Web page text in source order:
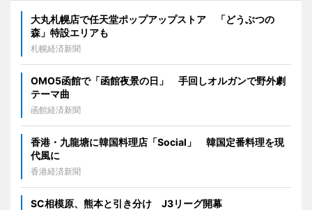
大丸札幌店で任天堂ポップアップストア 「どうぶつの
森」特設エリアも
札幌経済新聞
OMO5函館で「函館夜景の日」 手回しオルガンで野外劇
テーマ曲
函館経済新聞
香港・九龍塘に韓国料理店「Social」 韓国定番料理を現
代風に
香港経済新聞
SC相模原、熊本と引き分け J3リーグ開幕